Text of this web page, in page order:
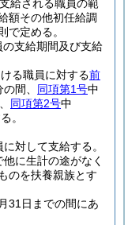
給される職員の範
額その他初任給調
で定める。
支給期間及び支給
る職員に対する前
間、 同項第1号中
同項第2号中
。
対して支給する。
に生計の途がなく
のを扶養親族とす
31日までの間にあ